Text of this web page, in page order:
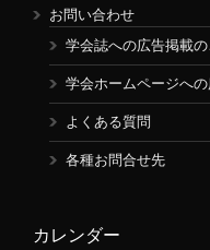
お問い合わせ
学会誌への広告掲載
学会ホームページへ
よくある質問
各種お問合せ先
カレンダー